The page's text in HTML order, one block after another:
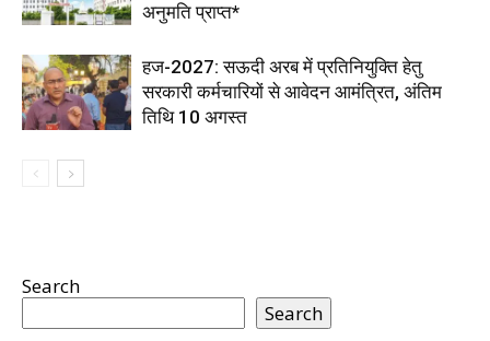
अनुमति प्राप्त*
हज-2027: सऊदी अरब में प्रतिनियुक्ति हेतु
सरकारी कर्मचारियों से आवेदन आमंत्रित, अंतिम
तिथि 10 अगस्त
Search
Search